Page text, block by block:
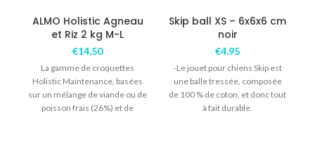
ALMO Holistic Agneau
et Riz 2 kg M-L
€14,50
La gamme de croquettes
Holistic Maintenance, basées
sur un mélange de viande ou de
poisson frais (26%) et de
Skip ball XS – 6x6x6 cm
noir
€4,95
-Le jouet pour chiens Skip est
une balle tressée, composée
de 100 % de coton, et donc tout
à fait durable.